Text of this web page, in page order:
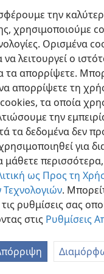
την
χρησιμοποιούμε
Ορισμένα
λειτουργεί ο
τα απορρίψετε.
απορρίψετε τη
τα οποία
την
τα δεδομένα δεν
για
μάθετε
ως Προς τη
.
ρυθμίσεις σας
στις Ρυθμίσεις
21]
μεταξύ εκείνων που
22]
σχετικά με τον
σε δράμα για να
των τέκνων
Κοινή Χρήση
Tower Bible and Tract
Πολιτική Απορρήτου